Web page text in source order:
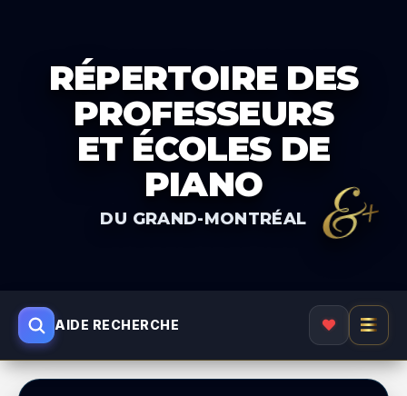
RÉPERTOIRE DES
PROFESSEURS
ET ÉCOLES DE
PIANO
DU GRAND-MONTRÉAL &+
AIDE RECHERCHE